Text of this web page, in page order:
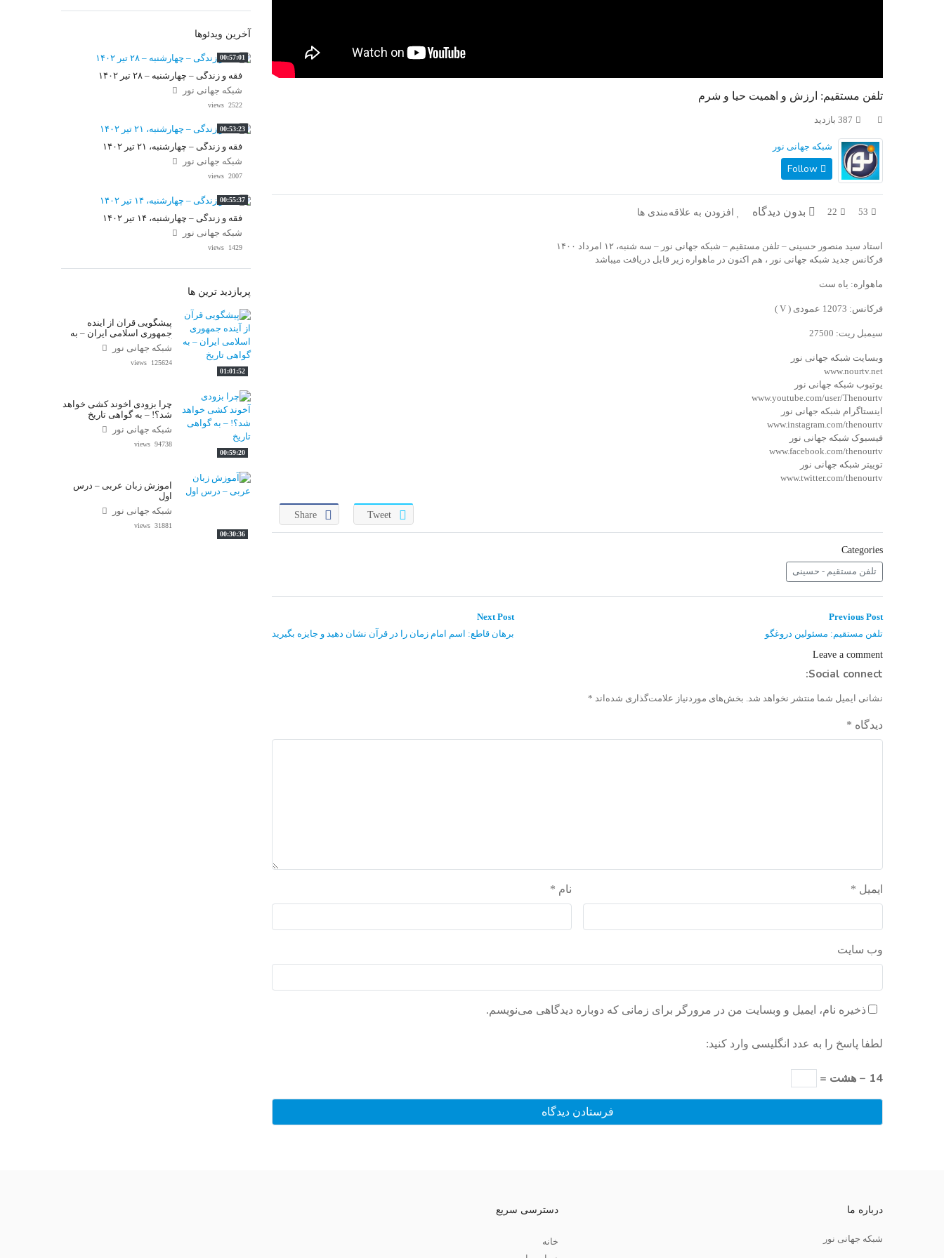
تلفن مستقیم: ارزش و اهمیت حیا و شرم
387 بازدید
شبکه جهانی نور
53
22 بدون دیدگاه افزودن به علاقه‌مندی ها
استاد سید منصور حسینی – تلفن مستقیم – شبکه جهانی نور – سه شنبه، ۱۲ امرداد ۱۴۰۰
فرکانس جدید شبکه جهانی نور ، هم اکنون در ماهواره زیر قابل دریافت میباشد
ماهواره: یاه ست
فرکانس: 12073 عمودی ( V )
سیمبل ریت: 27500
وبسایت شبکه جهانی نور
www.nourtv.net
یوتیوب شبکه جهانی نور
www.youtube.com/user/Thenourtv
اینستاگرام شبکه جهانی نور
www.instagram.com/thenourtv
فیسبوک شبکه جهانی نور
www.facebook.com/thenourtv
توییتر شبکه جهانی نور
www.twitter.com/thenourtv
Share Tweet
Categories
تلفن مستقیم - حسینی
راهبری
نوشته
Previous Post
Previous
تلفن مستقیم: مسئولین دروغگو
Next Post
Next
برهان قاطع: اسم امام زمان را در قرآن نشان دهید و جایزه بگیرید
Leave a comment
Social connect:
نشانی ایمیل شما منتشر نخواهد شد. بخش‌های موردنیاز علامت‌گذاری شده‌اند *
دیدگاه *
نام * ایمیل *
وب‌ سایت
ذخیره نام، ایمیل و وبسایت من در مرورگر برای زمانی که دوباره دیدگاهی می‌نویسم.
لطفا پاسخ را به عدد انگلیسی وارد کنید:
14 − هشت =
آخرین ویدئوها
00:57:01
فقه و زندگی – چهارشنبه – ۲۸ تیر ۱۴۰۲
شبکه جهانی نور
2522 views
00:53:23
فقه و زندگی – چهارشنبه، ۲۱ تیر ۱۴۰۲
شبکه جهانی نور
2007 views
00:55:37
فقه و زندگی – چهارشنبه، ۱۴ تیر ۱۴۰۲
شبکه جهانی نور
1429 views
پربازدید ترین ها
01:01:52
پیشگویی قرآن از آینده
جمهوری اسلامی ایران – به
گواهی تاریخ
شبکه جهانی نور
125624 views
00:59:20
چرا بزودی آخوند کشی خواهد
شد؟! – به گواهی تاریخ
شبکه جهانی نور
94738 views
00:30:36
آموزش زبان عربی – درس
اول
شبکه جهانی نور
31881 views
درباره ما
شبکه جهانی نور
دسترسی سریع
خانه